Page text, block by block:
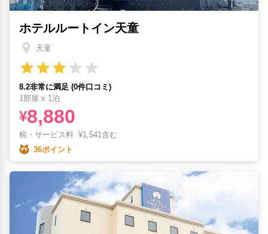
ホテルルートイン天童
天童
8.2非常に満足 (0件口コミ)
1部屋 x 1泊
¥8,880
税・サービス料 ¥1,541含む
36ポイント